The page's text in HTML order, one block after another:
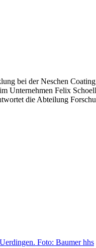
bei der Neschen
Unternehmen Felix
die Abteilung